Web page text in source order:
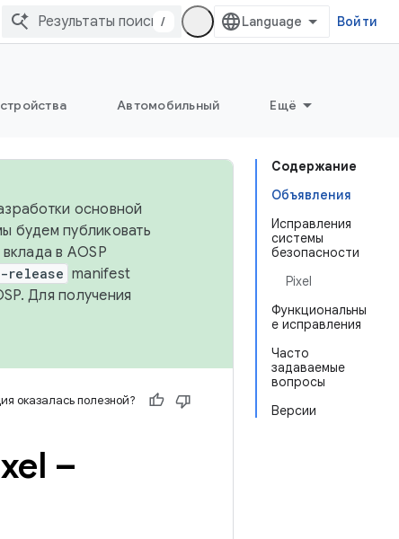
/ Войти
Автомобильный Ещё
Содержание
Объявления
Исправления
системы
безопасности
Pixel
Функциональны
е исправления
Часто
задаваемые
вопросы
Версии
основной
будем публиковать
в AOSP
release manifest
Для получения
оказалась полезной?
–